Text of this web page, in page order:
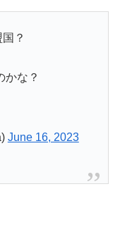
？
かな？
June 16, 2023